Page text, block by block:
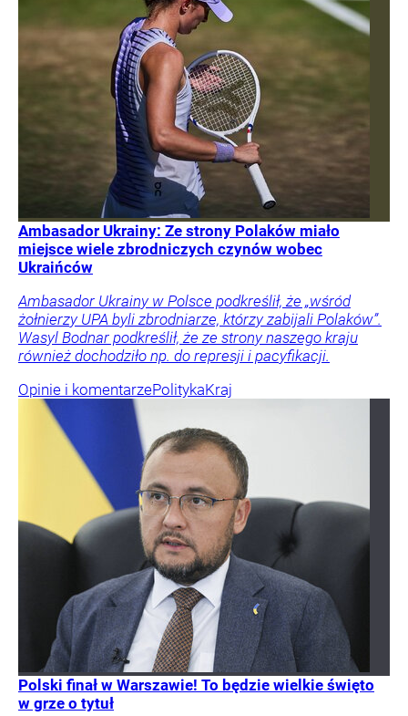
Ambasador Ukrainy: Ze strony Polaków miało
miejsce wiele zbrodniczych czynów wobec
Ukraińców
Ambasador Ukrainy w Polsce podkreślił, że „wśród
żołnierzy UPA byli zbrodniarze, którzy zabijali Polaków”.
Wasyl Bodnar podkreślił, że ze strony naszego kraju
również dochodziło np. do represji i pacyfikacji.
Opinie i komentarzePolitykaKraj
Polski finał w Warszawie! To będzie wielkie święto
w grze o tytuł